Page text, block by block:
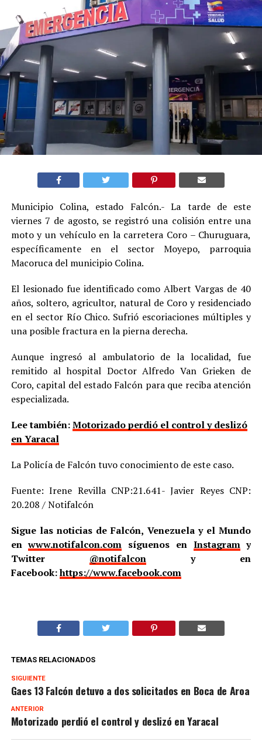
Municipio Colina, estado Falcón.- La tarde de este
viernes 7 de agosto, se registró una colisión entre una
moto y un vehículo en la carretera Coro – Churuguara,
específicamente en el sector Moyepo, parroquia
Macoruca del municipio Colina.
El lesionado fue identificado como Albert Vargas de 40
años, soltero, agricultor, natural de Coro y residenciado
en el sector Río Chico. Sufrió escoriaciones múltiples y
una posible fractura en la pierna derecha.
Aunque ingresó al ambulatorio de la localidad, fue
remitido al hospital Doctor Alfredo Van Grieken de
Coro, capital del estado Falcón para que reciba atención
especializada.
Lee también:Motorizado perdió el control y deslizó
en Yaracal
La Policía de Falcón tuvo conocimiento de este caso.
Fuente: Irene Revilla CNP:21.641- Javier Reyes CNP:
20.208 / Notifalcón
Sigue las noticias de Falcón, Venezuela y el Mundo
enwww.notifalcon.com síguenos en Instagramy
Twitter @notifalcony en
Facebook:https://www.facebook.com
TEMAS RELACIONADOS
SIGUIENTE
Gaes 13 Falcón detuvo a dos solicitados en Boca de Aroa
ANTERIOR
Motorizado perdió el control y deslizó en Yaracal